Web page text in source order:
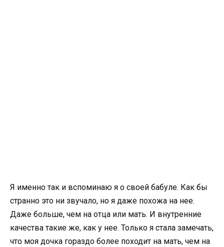
Я именно так и вспоминаю я о своей бабуле. Как бы
странно это ни звучало, но я даже похожа на нее.
Даже больше, чем на отца или мать. И внутренние
качества такие же, как у нее. Только я стала замечать,
что моя дочка гораздо более походит на мать, чем на